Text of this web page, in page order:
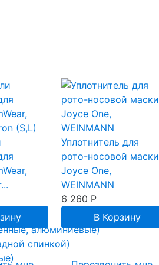
алюминиевые)
спинкой)
Уплотнитель для
рото-носовой маски
Joyce One,
WEINMANN
6 260 Р
В Корзину